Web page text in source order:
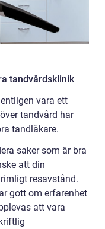
tandvårdsklinik
vara ett
tandvård har
tandläkare.
saker som är bra
att din
resavstånd.
gott om erfarenhet
att vara